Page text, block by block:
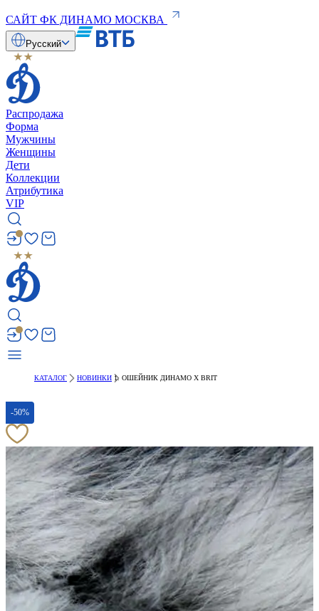
САЙТ ФК ДИНАМО МОСКВА
Русский
Распродажа
Форма
Мужчины
Женщины
Дети
Коллекции
Атрибутика
VIP
КАТАЛОГ НОВИНКИ ОШЕЙНИК ДИНАМО Х BRIT
-50%